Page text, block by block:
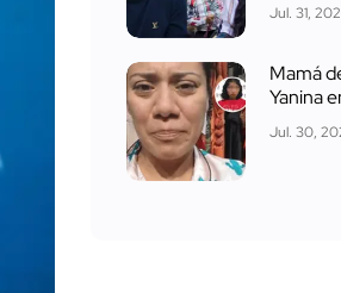
Jul. 31,
Mamá
Yanina
Jul. 30,